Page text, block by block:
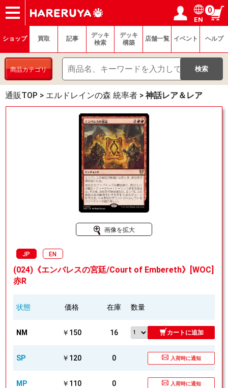
ショップ
買取
記事
デッキ検索
デッキ構築
選手一覧
店舗一覧
イベント
ヘルプ
お問い合わせ ログイン／会員登録
マイページ
EN
0
ショップ 買取 記事
デッキ
検索
デッキ
構築
店舗一覧 イベント ヘルプ
商品カテゴリ
通販TOP > エルドレインの森 統率者 > 神話レア＆レア
画像を拡大
JP EN
(024)《エンバレスの宮廷/Court of Embereth》[WOC]
赤R
状態 価格 在庫 数量
NM ￥150 16 カートに追加
SP ￥120 0 入荷時に通知
MP ￥110 0 入荷時に通知